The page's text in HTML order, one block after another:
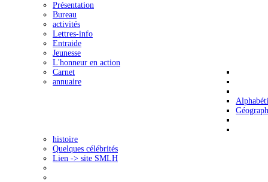
Présentation
Bureau
activités
Lettres-info
Entraide
Jeunesse
L'honneur en action
Carnet
annuaire
histoire
Quelques célébrités
Lien -> site SMLH